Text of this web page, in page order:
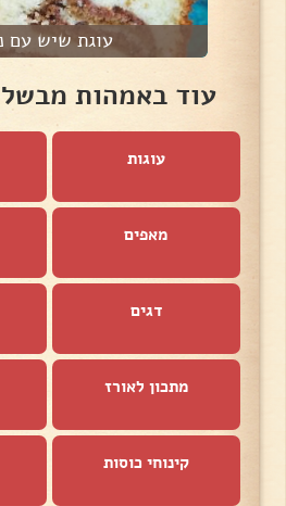
עוגת שיש עם
עוד באמהות
עוגות
מאפים
דגים
מתכון לאורז
קינוחי כוסות